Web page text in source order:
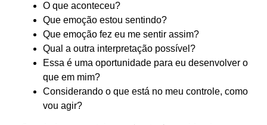
O que aconteceu?
Que emoção estou sentindo?
Que emoção fez eu me sentir assim?
Qual a outra interpretação possível?
Essa é uma oportunidade para eu desenvolver o
que em mim?
Considerando o que está no meu controle, como
vou agir?